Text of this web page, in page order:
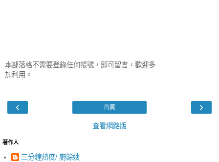
本部落格不需要登錄任何帳號，即可留言，歡迎多
加利用。
‹ ›
首頁
查看網路版
著作人
三分鐘熱度/ 廚餘嫂